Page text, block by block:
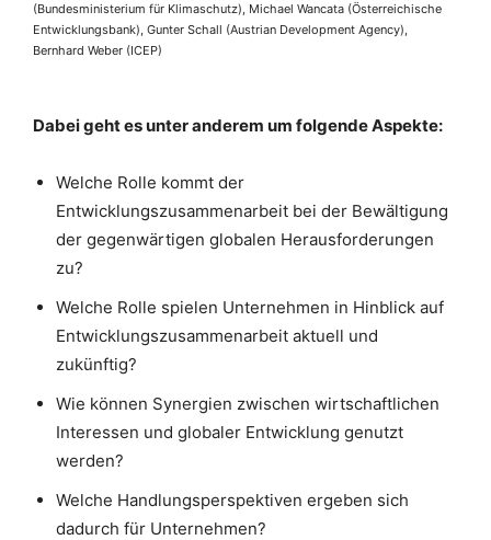
(Bundesministerium für Klimaschutz), Michael Wancata (Österreichische
Entwicklungsbank), Gunter Schall (Austrian Development Agency),
Bernhard Weber (ICEP)
Dabei geht es unter anderem um folgende Aspekte:
Welche Rolle kommt der
Entwicklungszusammenarbeit bei der Bewältigung
der gegenwärtigen globalen Herausforderungen
zu?
Welche Rolle spielen Unternehmen in Hinblick auf
Entwicklungszusammenarbeit aktuell und
zukünftig?
Wie können Synergien zwischen wirtschaftlichen
Interessen und globaler Entwicklung genutzt
werden?
Welche Handlungsperspektiven ergeben sich
dadurch für Unternehmen?